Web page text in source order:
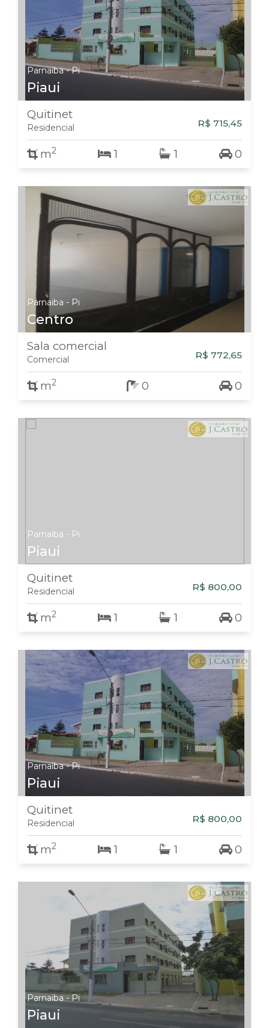
Parnaiba - Pi
Piaui
Quitinet
Residencial R$ 715,45
m2 1 1 0
Parnaiba - Pi
Centro
Sala comercial
Comercial R$ 772,65
m2 0 0
Parnaiba - Pi
Piaui
Quitinet
Residencial R$ 800,00
m2 1 1 0
Parnaiba - Pi
Piaui
Quitinet
Residencial R$ 800,00
m2 1 1 0
Parnaiba - Pi
Piaui